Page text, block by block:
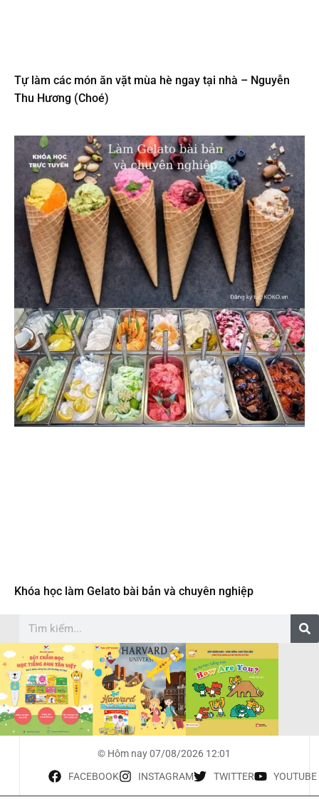
Tự làm các món ăn vặt mùa hè ngay tại nhà – Nguyễn
Thu Hương (Choé)
Khóa học làm Gelato bài bản và chuyên nghiệp
© Hôm nay 07/08/2026 12:01
FACEBOOK INSTAGRAM TWITTER YOUTUBE